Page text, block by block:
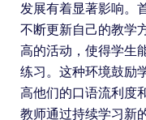
发展有着显著影响。
不断更新自己的教学
高的活动，使得学生
练习。这种环境鼓励
高他们的口语流利度
教师通过持续学习新